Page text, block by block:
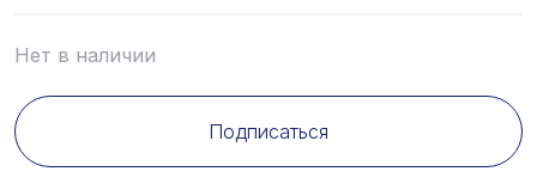
Нет в наличии
Подписаться